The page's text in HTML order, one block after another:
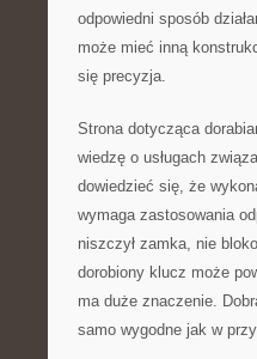
odpowiedni sposób
może mieć inną
się precyzja.
Strona dotycząca
wiedzę o usługach
dowiedzieć się, że
wymaga zastosowania
niszczył zamka, nie
dorobiony klucz może
ma duże znaczenie.
samo wygodne jak w